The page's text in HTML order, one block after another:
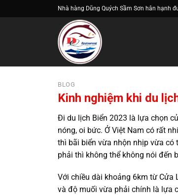
qua
Nhà hàng Dũng Quých Sầm Sơn hân hạnh
BLOG
Kinh nghiệm khi du
Đi du lịch Biển 2023 là lựa chọn
nóng, oi bức. Ở Việt Nam có rất
thì bãi biển vừa nhộn nhịp vừa
phải thì không thể không nói đến
Với chiều dài khoảng 6km từ Cửa
và độ muối vừa phải chính là lựa